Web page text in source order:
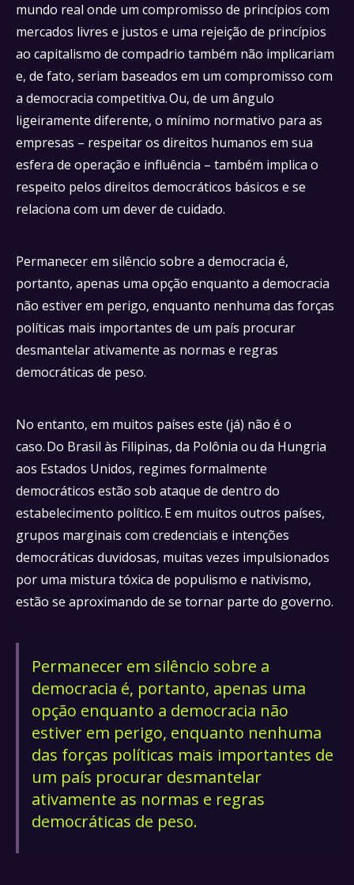
mundo real onde um compromisso de princípios com
mercados livres e justos e uma rejeição de princípios
ao capitalismo de compadrio também não implicariam
e, de fato, seriam baseados em um compromisso com
a democracia competitiva. Ou, de um ângulo
ligeiramente diferente, o mínimo normativo para as
empresas – respeitar os direitos humanos em sua
esfera de operação e influência – também implica o
respeito pelos direitos democráticos básicos e se
relaciona com um dever de cuidado.
Permanecer em silêncio sobre a democracia é,
portanto, apenas uma opção enquanto a democracia
não estiver em perigo, enquanto nenhuma das forças
políticas mais importantes de um país procurar
desmantelar ativamente as normas e regras
democráticas de peso.
No entanto, em muitos países este (já) não é o
caso. Do Brasil às Filipinas, da Polônia ou da Hungria
aos Estados Unidos, regimes formalmente
democráticos estão sob ataque de dentro do
estabelecimento político. E em muitos outros países,
grupos marginais com credenciais e intenções
democráticas duvidosas, muitas vezes impulsionados
por uma mistura tóxica de populismo e nativismo,
estão se aproximando de se tornar parte do governo.
Permanecer em silêncio sobre a
democracia é, portanto, apenas uma
opção enquanto a democracia não
estiver em perigo, enquanto nenhuma
das forças políticas mais importantes de
um país procurar desmantelar
ativamente as normas e regras
democráticas de peso.